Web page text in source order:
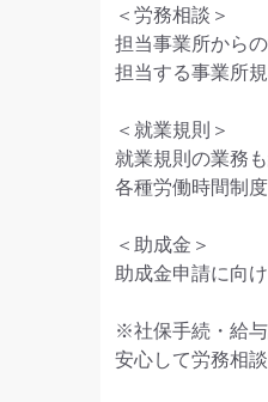
＜労務相談＞
担当事業所から
担当する事業所
＜就業規則＞
就業規則の業務
各種労働時間制
＜助成金＞
助成金申請に向
※社保手続・給
安心して労務相